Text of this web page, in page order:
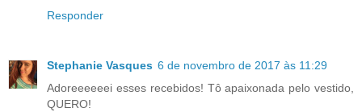
Responder
Stephanie Vasques 6 de novembro de 2017 às 11:29
Adoreeeeeei esses recebidos! Tô apaixonada pelo vestido,
QUERO!